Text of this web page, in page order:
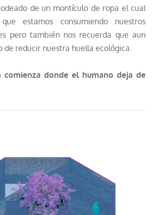
de un montículo de ropa el cual
estamos consumiendo nuestros
pero también nos recuerda que aun
de reducir nuestra huella ecológica.
comienza donde el humano deja de